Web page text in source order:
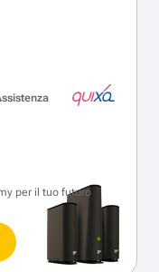
per il tuo futuro